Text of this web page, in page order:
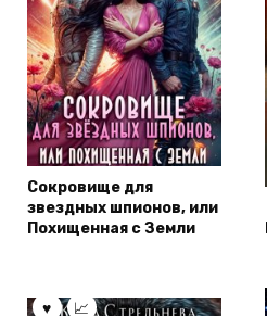
Сокровище для
звездных шпионов, или
Похищенная с Земли